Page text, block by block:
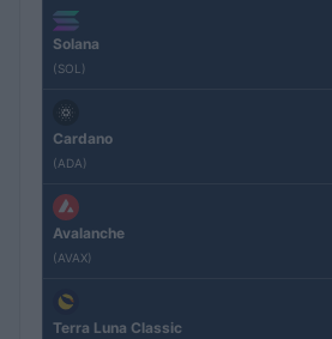
Solana
(SOL)
Cardano
(ADA)
Avalanche
(AVAX)
Terra Luna Classic